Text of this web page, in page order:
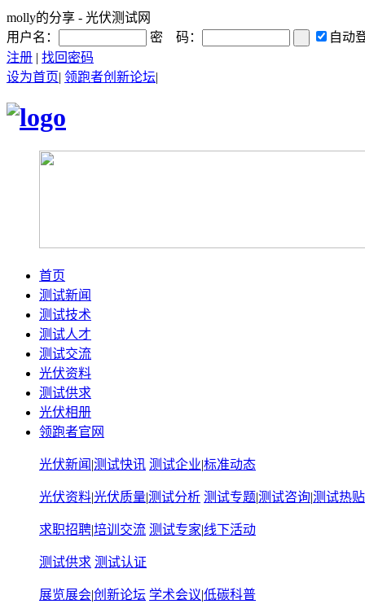
molly的分享 - 光伏测试网
用户名：
密 码：
自动
注册 | 找回密码
设为首页| 领跑者创新论坛|
首页
测试新闻
测试技术
测试人才
测试交流
光伏资料
测试供求
光伏相册
领跑者官网
光伏新闻 |测试快讯 测试企业|标准动态
光伏资料|光伏质量|测试分析 测试专题|测试咨询|测试热贴
求职招聘|培训交流 测试专家|线下活动
测试供求 测试认证
展览展会|创新论坛 学术会议|低碳科普